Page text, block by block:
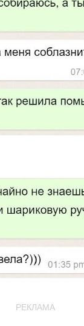
РЕКЛАМА